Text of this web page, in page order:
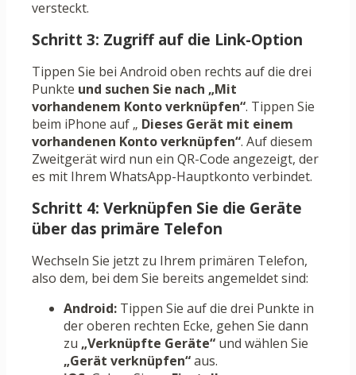
versteckt.
Schritt 3: Zugriff auf die Link-Option
Tippen Sie bei Android oben rechts auf die drei
Punkte und suchen Sie nach „Mit
vorhandenem Konto verknüpfen“. Tippen Sie
beim iPhone auf „ Dieses Gerät mit einem
vorhandenen Konto verknüpfen“. Auf diesem
Zweitgerät wird nun ein QR-Code angezeigt, der
es mit Ihrem WhatsApp-Hauptkonto verbindet.
Schritt 4: Verknüpfen Sie die Geräte
über das primäre Telefon
Wechseln Sie jetzt zu Ihrem primären Telefon,
also dem, bei dem Sie bereits angemeldet sind:
Android: Tippen Sie auf die drei Punkte in
der oberen rechten Ecke, gehen Sie dann
zu „Verknüpfte Geräte“ und wählen Sie
„Gerät verknüpfen“aus.